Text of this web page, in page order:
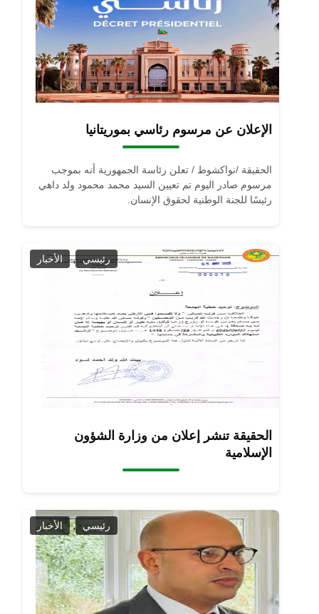
الإعلان عن مرسوم رئاسي بموريتانيا
الحقيقة /نواكشوط / تعلن رئاسة الجمهورية أنه بموجب
مرسوم صادر اليوم تم تعيين السيد محمد محمود ولد داهي
رئيسًا للجنة الوطنية لحقوق الإنسان.
رئيسي , الأخبار
الحقيقة تنشر إعلان من وزارة الشؤون
الإسلامية
رئيسي , الأخبار